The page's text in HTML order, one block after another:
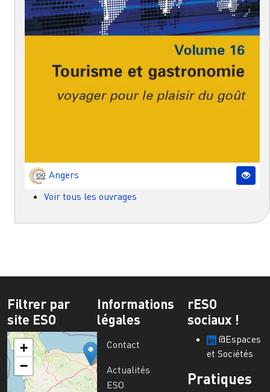
Angers
Voir tous les ouvrages
Filtrer par
site ESO
+
−
Informations
légales
Contact
Actualités
ESO
rESO
sociaux !
@Espaces
et Sociétés
Pratiques